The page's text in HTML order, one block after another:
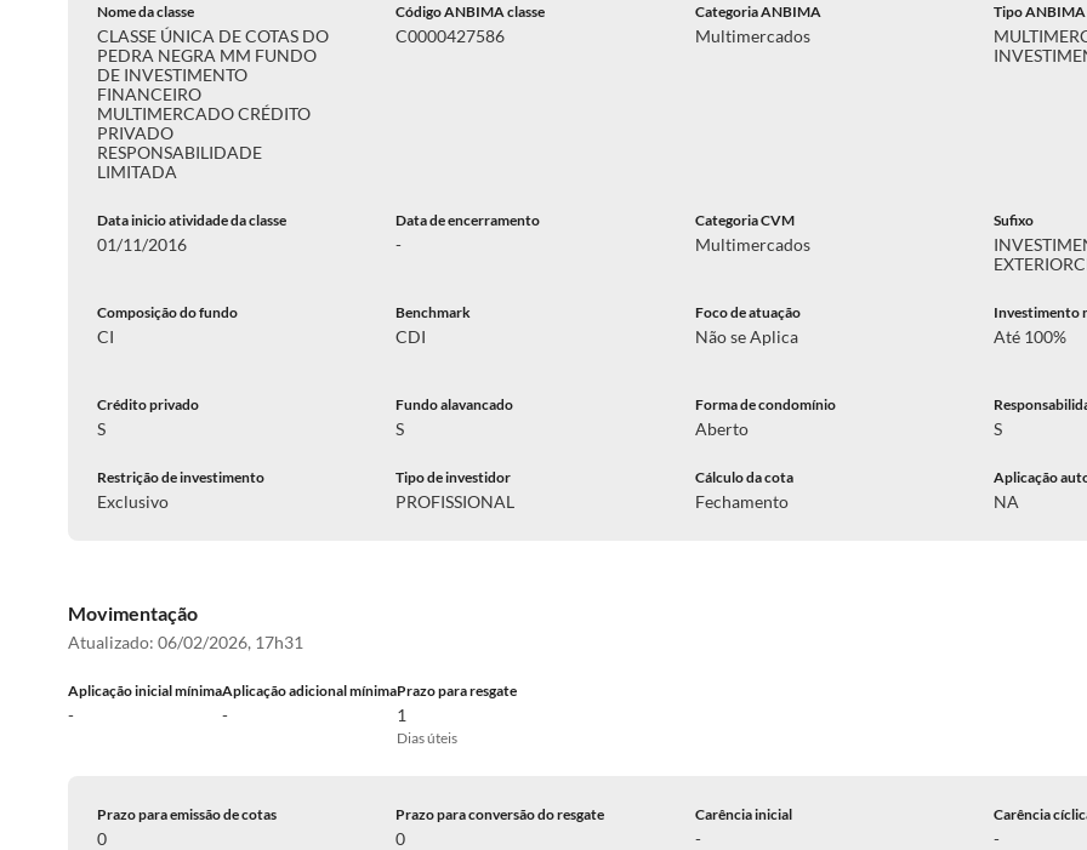
Nome da classe
CLASSE ÚNICA DE COTAS DO
PEDRA NEGRA MM FUNDO
DE INVESTIMENTO
FINANCEIRO
MULTIMERCADO CRÉDITO
PRIVADO
RESPONSABILIDADE
LIMITADA
Código ANBIMA classe
C0000427586
Categoria ANBIMA
Multimercados
Tipo ANBIMA
Data inicio atividade da classe
01/11/2016
Data de encerramento
-
Categoria CVM
Multimercados
Sufixo
EXTERIOR
Composição do fundo
CI
Benchmark
CDI
Foco de atuação
Não se Aplica
Investimento
Até 100%
Crédito privado
S
Fundo alavancado
S
Forma de condomínio
Aberto S
Restrição de investimento
Exclusivo
Tipo de investidor
PROFISSIONAL
Cálculo da cota
Fechamento
Aplicação
NA
Movimentação
Atualizado: 06/02/2026, 17h31
Aplicação inicial mínima
-
Aplicação adicional mínima
-
Prazo para resgate
1
Dias úteis
Prazo para emissão de cotas
0
Prazo para conversão do resgate
0
Carência inicial
-
Carência
-